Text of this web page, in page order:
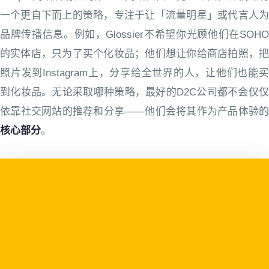
一个更自下而上的策略，专注于让「流量明星」或代言人为
品牌传播信息。例如，Glossier不希望你光顾他们在SOHO
的实体店，只为了买个化妆品；他们想让你给商店拍照，把
照片发到Instagram上，分享给全世界的人，让他们也能买
到化妆品。无论采取哪种策略，最好的D2C公司都不会仅仅
依靠社交网站的推荐和分享——他们会将其作为产品体验的
核心部分。